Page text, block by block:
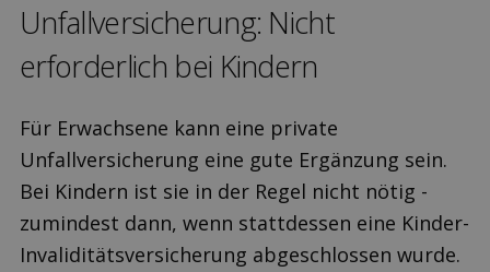
Unfall­versicherung: Nicht
erforderlich bei Kindern
Für Erwachsene kann eine private
Unfallversicherung eine gute Ergänzung sein.
Bei Kindern ist sie in der Regel nicht nötig -
zumindest dann, wenn stattdessen eine Kinder-
Invaliditätsversicherung abgeschlossen wurde.